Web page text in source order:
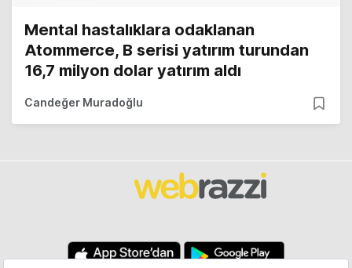
Mental hastalıklara odaklanan
Atommerce, B serisi yatırım turundan
16,7 milyon dolar yatırım aldı
Candeğer Muradoğlu